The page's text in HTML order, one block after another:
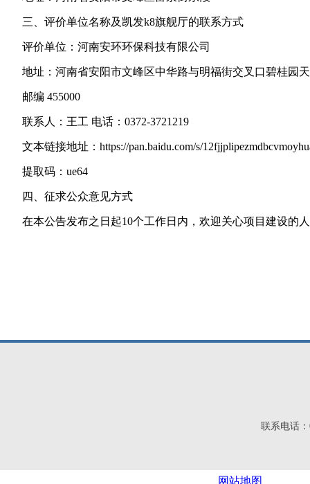
三、评价单位名称及凯发k8旗舰厅的联系方式
评价单位：河南安环环保科技有限公司
地址：河南省安阳市文峰区中华路与明福街交叉口碧桂园天
邮编 455000
联系人：王工 电话：0372-3721219
文本链接地址：https://pan.baidu.com/s/
提取码：ue64
四、征求公众意见方式
在本公告发布之日起10个工作日内，欢迎关心项目建设的人
联系电话：
网站地图